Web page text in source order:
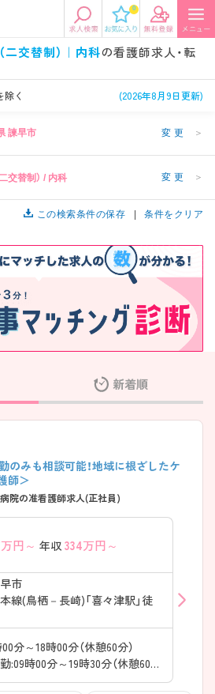
0
交替制）｜内科の看護師求人・転
く (2026年8月9日更新)
関西
択
担当業務
病棟、外来など
未経験歓迎、
土日祝休みなど
正社員、契約社員など
諫早市 変更 ＞
交替制） / 内科 変更 ＞
この検索条件の保存 条件をクリア
新着順
のみも相談可能！地域に根ざしたケ
師＞
院の准看護師求人(正社員)
万円～ 年収 334万円～
市
線(鳥栖－長崎)「喜々津駅」徒
分～18時00分（休憩60分）
:09時00分～19時30分（休憩60分）